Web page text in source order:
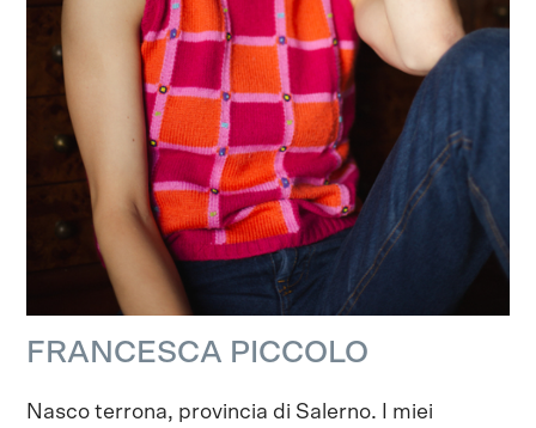
FRANCESCA PICCOLO
Nasco terrona, provincia di Salerno. I miei